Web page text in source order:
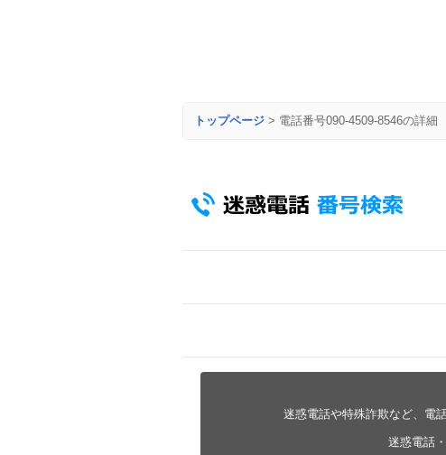
トップページ > 電話番号090-4509-8546の詳細
迷惑電話や特殊詐欺など、電
迷惑電話